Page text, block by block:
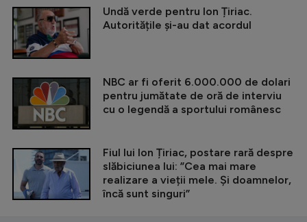
Undă verde pentru Ion Țiriac.
Autoritățile și-au dat acordul
NBC ar fi oferit 6.000.000 de dolari
pentru jumătate de oră de interviu
cu o legendă a sportului românesc
Fiul lui Ion Țiriac, postare rară despre
slăbiciunea lui: ”Cea mai mare
realizare a vieții mele. Și doamnelor,
încă sunt singuri”